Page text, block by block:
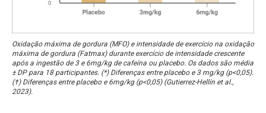
Oxidação máxima de gordura (MFO) e intensidade de exercício na oxidação
máxima de gordura (Fatmax) durante exercício de intensidade crescente
após a ingestão de 3 e 6mg/kg de cafeína ou placebo. Os dados são média
± DP para 18 participantes. (*) Diferenças entre placebo e 3 mg/kg (p<0,05).
(†) Diferenças entre placebo e 6mg/kg (p<0,05) (Gutierrez-Hellín et al.,
2023).